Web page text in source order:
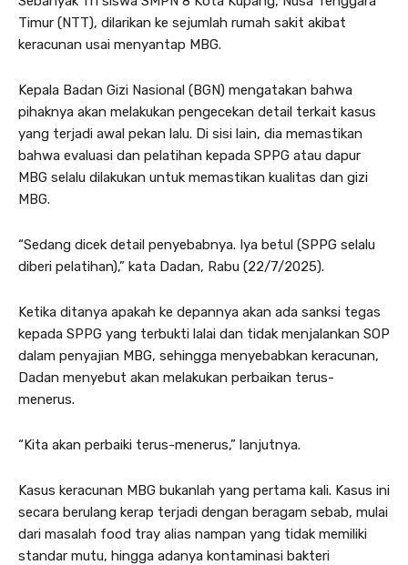
Timur (NTT), dilarikan ke sejumlah rumah sakit akibat
keracunan usai menyantap MBG.
Kepala Badan Gizi Nasional (BGN) mengatakan bahwa
pihaknya akan melakukan pengecekan detail terkait kasus
yang terjadi awal pekan lalu. Di sisi lain, dia memastikan
bahwa evaluasi dan pelatihan kepada SPPG atau dapur
MBG selalu dilakukan untuk memastikan kualitas dan gizi
MBG.
“Sedang dicek detail penyebabnya. Iya betul (SPPG selalu
diberi pelatihan),” kata Dadan, Rabu (22/7/2025).
Ketika ditanya apakah ke depannya akan ada sanksi tegas
kepada SPPG yang terbukti lalai dan tidak menjalankan SOP
dalam penyajian MBG, sehingga menyebabkan keracunan,
Dadan menyebut akan melakukan perbaikan terus-
menerus.
“Kita akan perbaiki terus-menerus,” lanjutnya.
Kasus keracunan MBG bukanlah yang pertama kali. Kasus ini
secara berulang kerap terjadi dengan beragam sebab, mulai
dari masalah food tray alias nampan yang tidak memiliki
standar mutu, hingga adanya kontaminasi bakteri